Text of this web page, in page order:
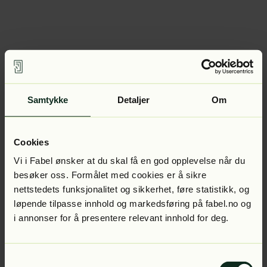
Samtykke Detaljer Om
Cookies
Vi i Fabel ønsker at du skal få en god opplevelse når du
besøker oss. Formålet med cookies er å sikre
nettstedets funksjonalitet og sikkerhet, føre statistikk, og
løpende tilpasse innhold og markedsføring på fabel.no og
i annonser for å presentere relevant innhold for deg.